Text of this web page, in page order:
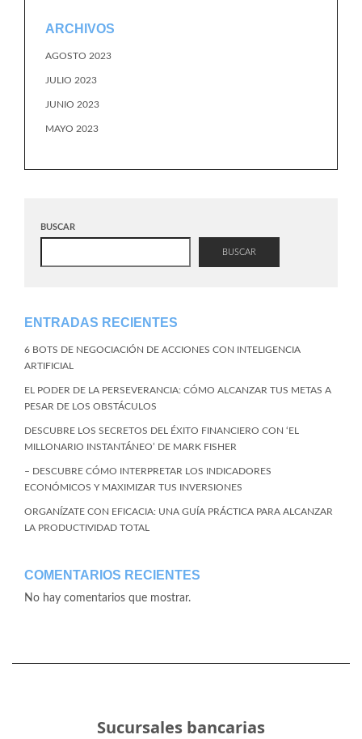
ARCHIVOS
AGOSTO 2023
JULIO 2023
JUNIO 2023
MAYO 2023
BUSCAR
BUSCAR
ENTRADAS RECIENTES
6 BOTS DE NEGOCIACIÓN DE ACCIONES CON INTELIGENCIA
ARTIFICIAL
EL PODER DE LA PERSEVERANCIA: CÓMO ALCANZAR TUS METAS A
PESAR DE LOS OBSTÁCULOS
DESCUBRE LOS SECRETOS DEL ÉXITO FINANCIERO CON ‘EL
MILLONARIO INSTANTÁNEO’ DE MARK FISHER
– DESCUBRE CÓMO INTERPRETAR LOS INDICADORES
ECONÓMICOS Y MAXIMIZAR TUS INVERSIONES
ORGANÍZATE CON EFICACIA: UNA GUÍA PRÁCTICA PARA ALCANZAR
LA PRODUCTIVIDAD TOTAL
COMENTARIOS RECIENTES
No hay comentarios que mostrar.
Sucursales bancarias